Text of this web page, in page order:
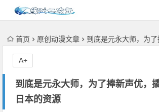
首页 原创动漫文章 到底是元永大师，为了捧新声优
到底是元永大师，为了捧新声优，
日本的资源
A+